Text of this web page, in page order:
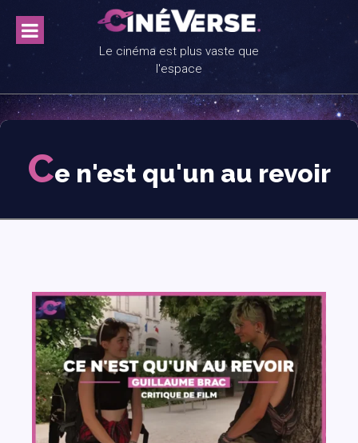
content
Le cinéma est plus vaste que
l'espace
Ce n'est qu'un au revoir